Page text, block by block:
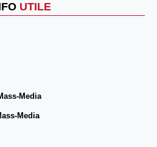
UTILE
Media
Media